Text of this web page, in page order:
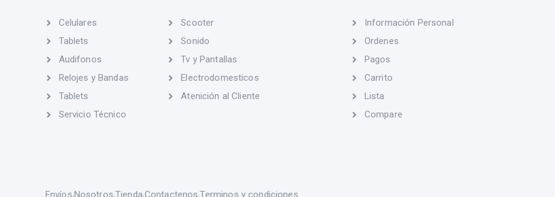
Celulares
Tablets
Audifonos
Relojes y Bandas
Tablets
Servicio Técnico
Scooter
Sonido
Tv y Pantallas
Electrodomesticos
Atenición al Cliente
Información Personal
Ordenes
Pagos
Carrito
Lista
Compare
Envíos Nosotros Tienda ContactenosTerminos y condiciones